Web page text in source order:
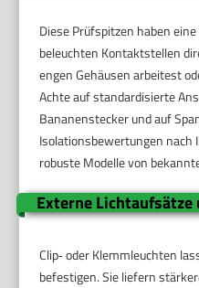
Diese Prüfspitzen haben
beleuchten Kontaktstellen
engen Gehäusen arbeitest
Achte auf standardisierte
Bananenstecker und auf
Isolationsbewertungen nach
robuste Modelle von
Externe Lichtaufsätze
Clip‑ oder Klemmleuchten
befestigen. Sie liefern